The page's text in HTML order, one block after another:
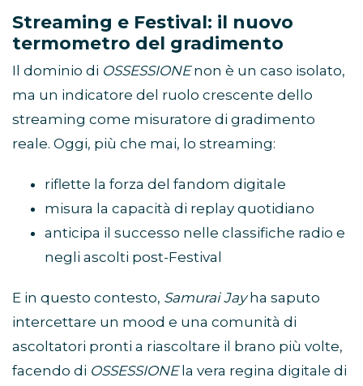
Streaming e Festival: il nuovo
termometro del gradimento
Il dominio di OSSESSIONEnon è un caso isolato,
ma un indicatore del ruolo crescente dello
streaming come misuratore di gradimento
reale. Oggi, più che mai, lo streaming:
riflette la forza del fandom digitale
misura la capacità di replay quotidiano
anticipa il successo nelle classifiche radio e
negli ascolti post-Festival
E in questo contesto, Samurai Jayha saputo
intercettare un mood e una comunità di
ascoltatori pronti a riascoltare il brano più volte,
facendo di OSSESSIONEla vera regina digitale di